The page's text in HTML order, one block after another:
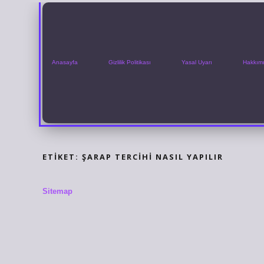
Anasayfa Gizlilik Politikası Yasal Uyarı
ETIKET: ŞARAP TERCIHI NASIL YAPILIR
Sitemap